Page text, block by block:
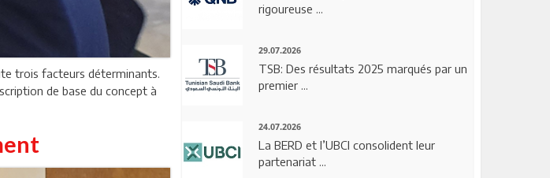
trois facteurs déterminants.
de base du concept à
rigoureuse ...
29.07.2026
TSB: Des résultats 2025 marqués par un
premier ...
24.07.2026
La BERD et l’UBCI consolident leur
partenariat ...